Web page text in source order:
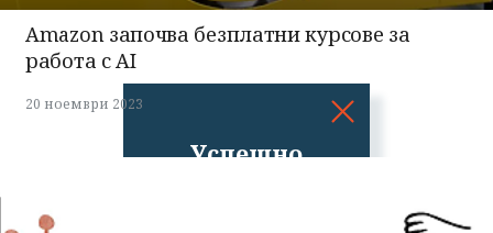
Успешно
Amazon започва безплатни курсове за
работа с AI
20 ноември 2023